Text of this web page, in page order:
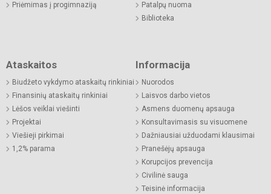
Priėmimas į progimnaziją
Patalpų nuoma
Biblioteka
Ataskaitos
Biudžeto vykdymo ataskaitų rinkiniai
Finansinių ataskaitų rinkiniai
Lėšos veiklai viešinti
Projektai
Viešieji pirkimai
1,2% parama
Informacija
Nuorodos
Laisvos darbo vietos
Asmens duomenų apsauga
Konsultavimasis su visuomene
Dažniausiai užduodami klausimai
Pranešėjų apsauga
Korupcijos prevencija
Civilinė sauga
Teisinė informacija